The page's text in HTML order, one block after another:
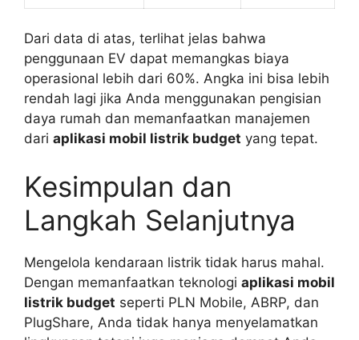
Dari data di atas, terlihat jelas bahwa
penggunaan EV dapat memangkas biaya
operasional lebih dari 60%. Angka ini bisa lebih
rendah lagi jika Anda menggunakan pengisian
daya rumah dan memanfaatkan manajemen
dari aplikasi mobil listrik budget yang tepat.
Kesimpulan dan
Langkah Selanjutnya
Mengelola kendaraan listrik tidak harus mahal.
Dengan memanfaatkan teknologi aplikasi mobil
listrik budget seperti PLN Mobile, ABRP, dan
PlugShare, Anda tidak hanya menyelamatkan